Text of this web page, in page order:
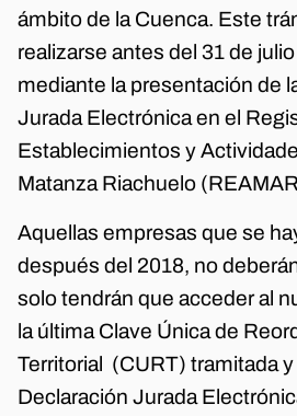
ámbito de la Cuenca. Este
realizarse antes del 31 de
mediante la presentación de
Jurada Electrónica en el
Establecimientos y
Matanza Riachuelo
Aquellas empresas que se
después del 2018, no
solo tendrán que acceder al
la última Clave Única de
Territorial (CURT) tramitada
Declaración Jurada